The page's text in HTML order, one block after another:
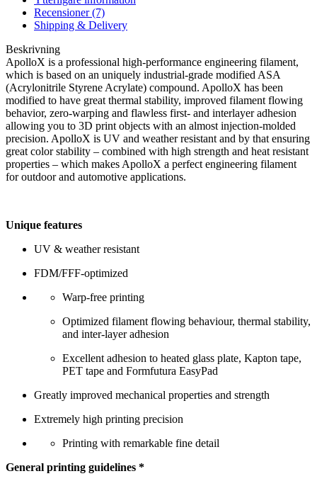
Recensioner (7)
Shipping & Delivery
Beskrivning
ApolloX is a professional high-performance engineering filament,
which is based on an uniquely industrial-grade modified ASA
(Acrylonitrile Styrene Acrylate) compound. ApolloX has been
modified to have great thermal stability, improved filament flowing
behavior, zero-warping and flawless first- and interlayer adhesion
allowing you to 3D print objects with an almost injection-molded
precision. ApolloX is UV and weather resistant and by that ensuring
great color stability – combined with high strength and heat resistant
properties – which makes ApolloX a perfect engineering filament
for outdoor and automotive applications.
Unique features
UV & weather resistant
FDM/FFF-optimized
Warp-free printing
Optimized filament flowing behaviour, thermal stability,
and inter-layer adhesion
Excellent adhesion to heated glass plate, Kapton tape,
PET tape and Formfutura EasyPad
Greatly improved mechanical properties and strength
Extremely high printing precision
Printing with remarkable fine detail
General printing guidelines *